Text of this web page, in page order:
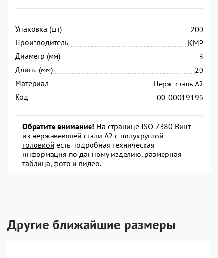
Упаковка (шт)
200
Производитель
KMP
Диаметр (мм)
8
Длина (мм)
20
Материал
Нерж. сталь А2
Код
00-00019196
Обратите внимание! На странице ISO 7380 Винт
из нержавеющей стали A2 с полукруглой
головкой есть подробная техническая
информация по данному изделию, размерная
таблица, фото и видео.
Другие ближайшие размеры